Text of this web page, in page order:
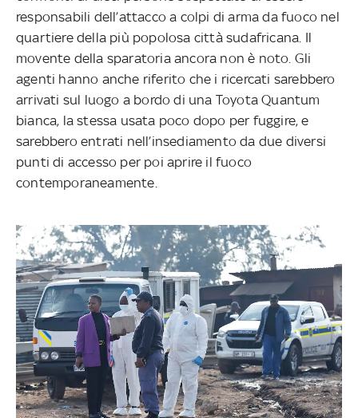
responsabili dell’attacco a colpi di arma da fuoco nel
quartiere della più popolosa città sudafricana. Il
movente della sparatoria ancora non è noto. Gli
agenti hanno anche riferito che i ricercati sarebbero
arrivati sul luogo a bordo di una Toyota Quantum
bianca, la stessa usata poco dopo per fuggire, e
sarebbero entrati nell’insediamento da due diversi
punti di accesso per poi aprire il fuoco
contemporaneamente.